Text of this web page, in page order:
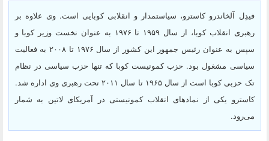
فیدِل آلخاندرو کاسترو، سیاستمدار و انقلابی کوبایی است. وی علاوه بر
رهبری انقلاب کوبا، از سال ۱۹۵۹ تا ۱۹۷۶ به عنوان نخست وزیر کوبا و
سپس به عنوان رئیس جمهور این کشور از سال ۱۹۷۶ تا ۲۰۰۸ به فعالیت
سیاسی مشغول بود. حزب کمونیست کوبا که تنها حزب سیاسی در نظام
تک حزبی کوبا است از سال ۱۹۶۵ تا سال ۲۰۱۱ تحت رهبری وی اداره ‌شد.
کاسترو یکی از نمادهای انقلاب کمونیستی در آمریکای لاتین به شمار
می‌رود.